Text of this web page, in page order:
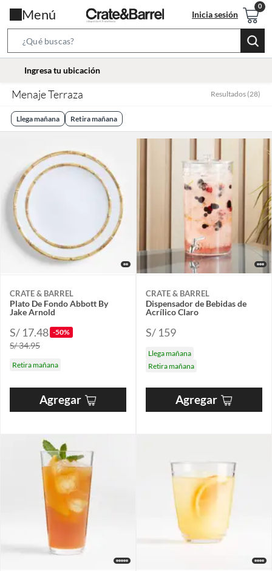
Menú Inicia sesión
Bar
location-
Ingresa tu ubicación
Menaje Terraza Resultados (28)
Llega mañana Retira mañana
CRATE & BARREL
Plato De Fondo Abbott By
Jake Arnold
S/ 17.48 -50%
S/ 34.95
Retira mañana
Agregar
CRATE & BARREL
Dispensador de Bebidas de
Acrílico Claro
S/ 159
Llega mañana
Retira mañana
Agregar